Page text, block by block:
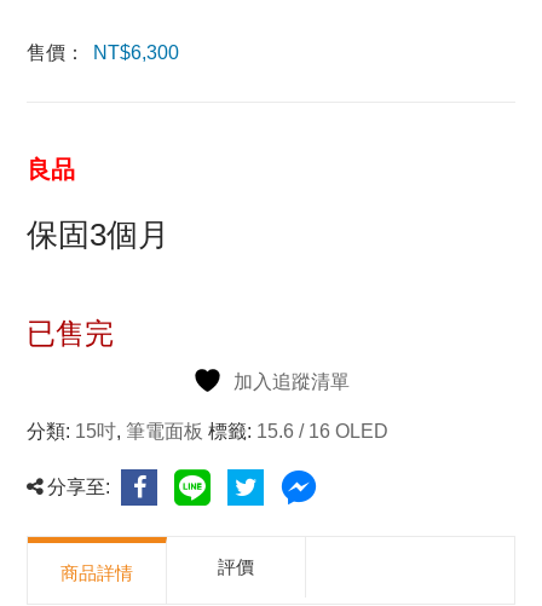
售價： NT$6,300
良品
保固3個月
已售完
加入追蹤清單
分類: 15吋,筆電面板 標籤: 15.6 / 16 OLED
分享至:
商品詳情 評價